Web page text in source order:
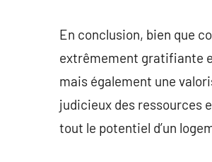
En conclusion, bien que
extrêmement gratifiante
mais également une
judicieux des ressources
tout le potentiel d’un